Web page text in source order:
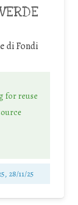
di Fondi
for reuse
, 28/11/25